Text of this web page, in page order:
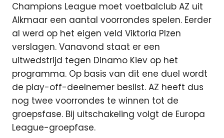
Champions League moet voetbalclub AZ uit
Alkmaar een aantal voorrondes spelen. Eerder
al werd op het eigen veld Viktoria Plzen
verslagen. Vanavond staat er een
uitwedstrijd tegen Dinamo Kiev op het
programma. Op basis van dit ene duel wordt
de play-off-deelnemer beslist. AZ heeft dus
nog twee voorrondes te winnen tot de
groepsfase. Bij uitschakeling volgt de Europa
League-groepfase.